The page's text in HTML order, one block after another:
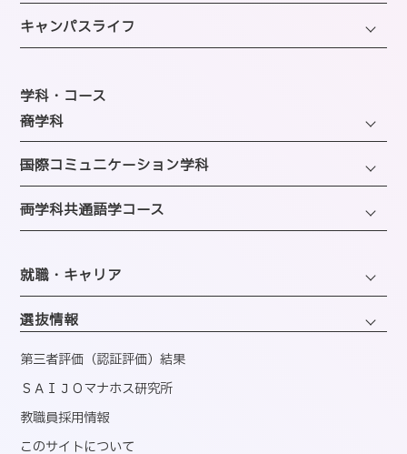
学長・理事長挨拶
建学の精神・沿革・校歌
SAIJOの特徴
選ばれる理由
アクセス
キャンパスライフ
年間スケジュール
施設のご紹介
図書館
クラブ＆サークルのご案内
海外留学制度
学科・コース
─商学科
ファッション・トレンドコース
ビューティーホスピタリティコース
経営・マーケティングコース
医療事務コンピュータコース
くすり・登録販売者コース
情報・AIライフコース
─国際コミュニケーション学科
観光・ツアープランニングコース
ホテル・ホスピタリティコース
エアライン・ホスピタリティコース
ブライダル・コーディネートコース
ウェディング・ファッションコース
公務・地域プロデュースコース
─両学科共通語学コース
英語コミュニケーションコース
就職・キャリア
キャリアサポートセンター
国内インターンシップ・課外研修
産官学連携
選抜情報
第三者評価（認証評価）結果
ＳＡＩＪＯマナホス研究所
教職員採用情報
このサイトについて